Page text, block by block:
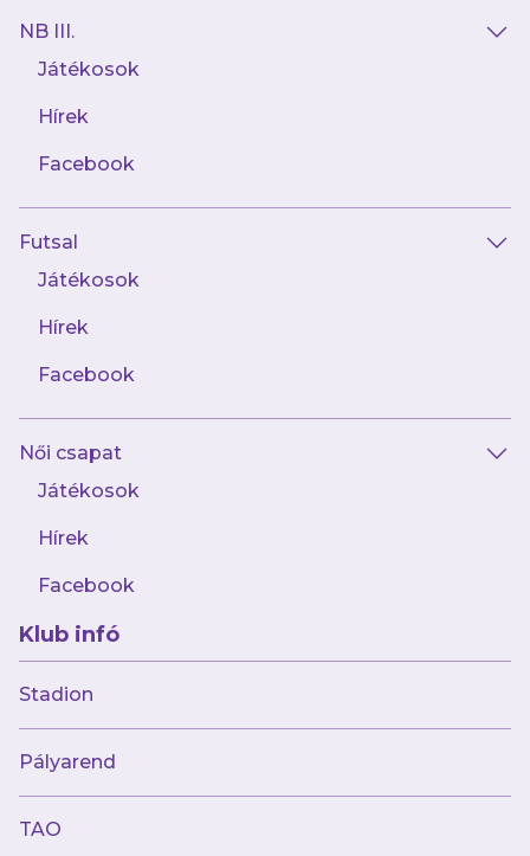
NB III.
Játékosok
Hírek
Facebook
Futsal
Játékosok
Hírek
Facebook
Női csapat
Játékosok
Hírek
Facebook
Klub infó
Stadion
Pályarend
TAO
2023.09.07
Csoboth Kevin: Pozitív energiákkal tölt fel
Csehország ellen!